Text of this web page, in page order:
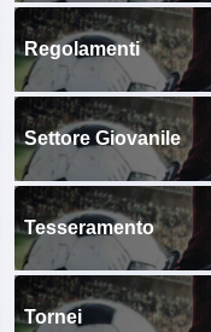
Regolamenti
Settore Giovanile
Tesseramento
Tornei